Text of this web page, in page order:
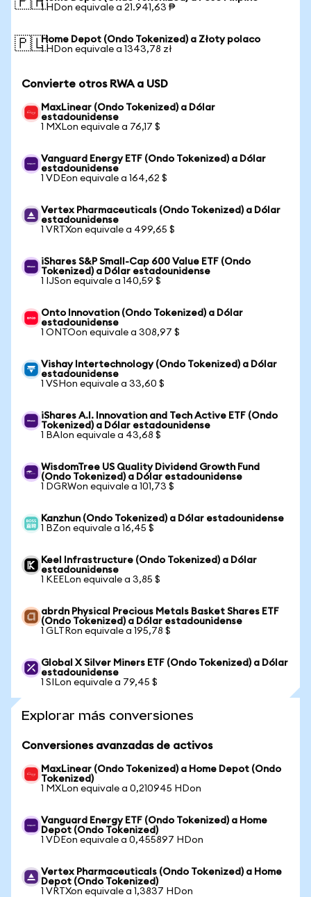
1 HDon equivale a 21.941,63 ₱
🇵🇱Home Depot (Ondo Tokenized) a Złoty polaco
1 HDon equivale a 1343,78 zł
Convierte otros RWA a USD
MaxLinear (Ondo Tokenized) a Dólar
estadounidense
1 MXLon equivale a 76,17 $
Vanguard Energy ETF (Ondo Tokenized) a Dólar
estadounidense
1 VDEon equivale a 164,62 $
Vertex Pharmaceuticals (Ondo Tokenized) a Dólar
estadounidense
1 VRTXon equivale a 499,65 $
iShares S&P Small-Cap 600 Value ETF (Ondo
Tokenized) a Dólar estadounidense
1 IJSon equivale a 140,59 $
Onto Innovation (Ondo Tokenized) a Dólar
estadounidense
1 ONTOon equivale a 308,97 $
Vishay Intertechnology (Ondo Tokenized) a Dólar
estadounidense
1 VSHon equivale a 33,60 $
iShares A.I. Innovation and Tech Active ETF (Ondo
Tokenized) a Dólar estadounidense
1 BAIon equivale a 43,68 $
WisdomTree US Quality Dividend Growth Fund
(Ondo Tokenized) a Dólar estadounidense
1 DGRWon equivale a 101,73 $
Kanzhun (Ondo Tokenized) a Dólar estadounidense
1 BZon equivale a 16,45 $
Keel Infrastructure (Ondo Tokenized) a Dólar
estadounidense
1 KEELon equivale a 3,85 $
abrdn Physical Precious Metals Basket Shares ETF
(Ondo Tokenized) a Dólar estadounidense
1 GLTRon equivale a 195,78 $
Global X Silver Miners ETF (Ondo Tokenized) a Dólar
estadounidense
1 SILon equivale a 79,45 $
Explorar más conversiones
Conversiones avanzadas de activos
MaxLinear (Ondo Tokenized) a Home Depot (Ondo
Tokenized)
1 MXLon equivale a 0,210945 HDon
Vanguard Energy ETF (Ondo Tokenized) a Home
Depot (Ondo Tokenized)
1 VDEon equivale a 0,455897 HDon
Vertex Pharmaceuticals (Ondo Tokenized) a Home
Depot (Ondo Tokenized)
1 VRTXon equivale a 1,3837 HDon